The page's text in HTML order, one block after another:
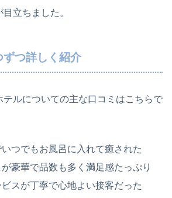
立ちました。
ずつ詳しく紹介
テルについての主な口コミはこちらで
つでもお風呂に入れて癒された
豪華で品数も多く満足感たっぷり
スが丁寧で心地よい接客だった